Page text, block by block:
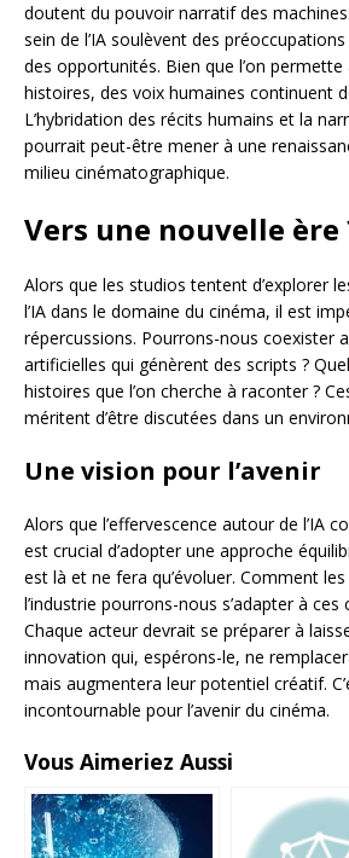
doutent du pouvoir narratif des
sein de l’IA soulèvent des
des opportunités. Bien que l’on permette
histoires, des voix humaines continuent
L’hybridation des récits humains et la
pourrait peut-être mener à une
milieu cinématographique.
Vers une nouvelle ère
Alors que les studios tentent d’explorer
l’IA dans le domaine du cinéma, il est
répercussions. Pourrons-nous coexister
artificielles qui génèrent des scripts ?
histoires que l’on cherche à raconter ?
méritent d’être discutées dans un
Une vision pour l’avenir
Alors que l’effervescence autour de l’IA
est crucial d’adopter une approche
est là et ne fera qu’évoluer. Comment
l’industrie pourrons-nous s’adapter à ces
Chaque acteur devrait se préparer à
innovation qui, espérons-le, ne
mais augmentera leur potentiel créatif.
incontournable pour l’avenir du cinéma.
Vous Aimeriez Aussi